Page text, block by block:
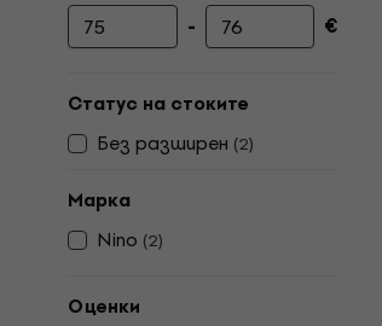
Минимална цена
- Максимална цена
€
Статус на стоките
Без pазширен (2)
Марка
Nino (2)
Оценки